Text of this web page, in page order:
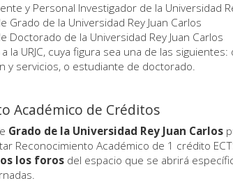
y Personal Investigador de la Universidad
Grado de la Universidad Rey Juan Carlos
Doctorado de la Universidad Rey Juan Carlos
la URJC, cuya figura sea una de las
y servicios, o estudiante de doctorado.
Académico de Créditos
Grado de la Universidad Rey Juan Carlos
Reconocimiento Académico de 1 crédito
los foros del espacio que se abrirá